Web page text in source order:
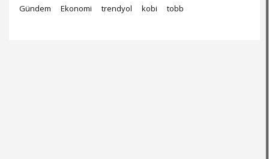
Gündem Ekonomi trendyol kobi tobb